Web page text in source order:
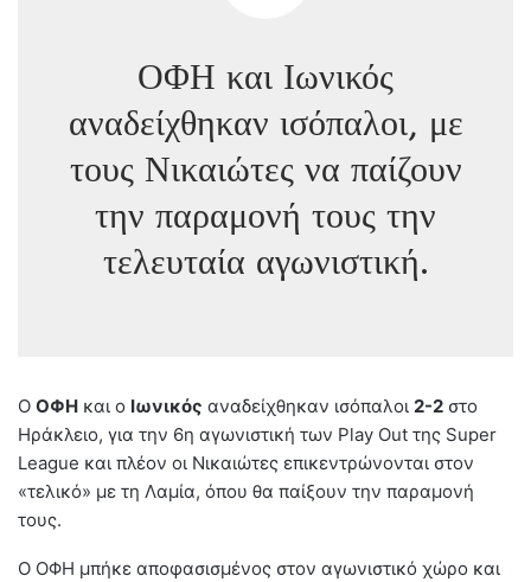
ΟΦΗ και Ιωνικός
αναδείχθηκαν ισόπαλοι, με
τους Νικαιώτες να παίζουν
την παραμονή τους την
τελευταία αγωνιστική.
Ο ΟΦΗ και ο Ιωνικός αναδείχθηκαν ισόπαλοι 2-2 στο
Ηράκλειο, για την 6η αγωνιστική των Play Out της Super
League και πλέον οι Νικαιώτες επικεντρώνονται στον
«τελικό» με τη Λαμία, όπου θα παίξουν την παραμονή
τους.
Ο ΟΦΗ μπήκε αποφασισμένος στον αγωνιστικό χώρο και